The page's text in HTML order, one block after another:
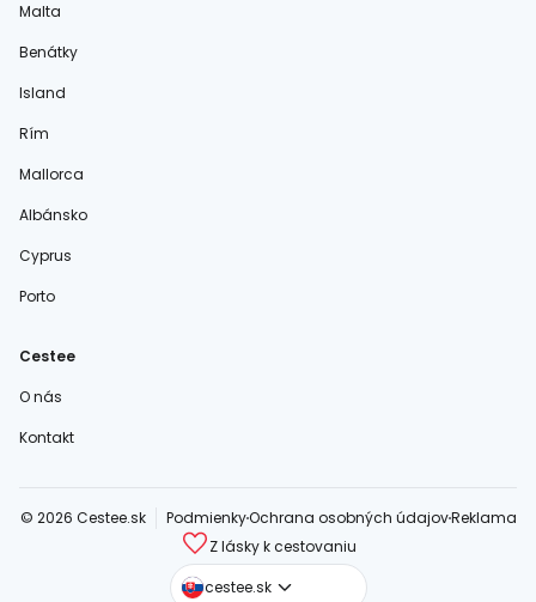
Malta
Benátky
Island
Rím
Mallorca
Albánsko
Cyprus
Porto
Cestee
O nás
Kontakt
© 2026 Cestee.sk PodmienkyOchrana osobných údajovReklama
Z lásky k cestovaniu
cestee.sk
cestee.com